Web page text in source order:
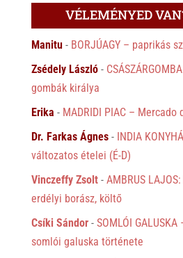
VÉLEMÉNYED
Manitu- BORJÚAGY – paprikás
Zsédely László-
gombák királya
Erika - MADRIDI PIAC – Mercado
Dr. Farkas Ágnes- INDIA
változatos ételei (É-D)
Vinczeffy Zsolt- AMBRUS
erdélyi borász, költő
Csíki Sándor- SOMLÓI
somlói galuska története